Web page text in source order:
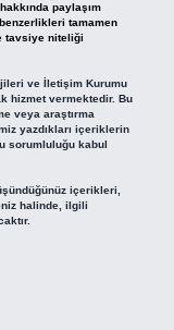
paylaşım
tamamen
tavsiye niteliği
ve İletişim Kurumu
hizmet vermektedir. Bu
veya araştırma
yazdıkları içeriklerin
sorumluluğu kabul
içerikleri,
halinde, ilgili